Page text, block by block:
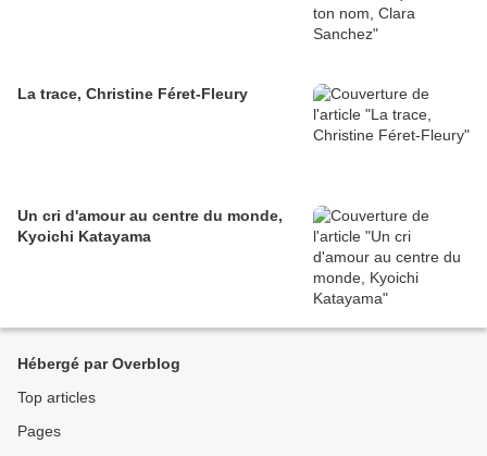
La trace, Christine Féret-Fleury
Un cri d'amour au centre du monde,
Kyoichi Katayama
Hébergé par Overblog
Top articles
Pages